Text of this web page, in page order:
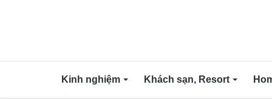
Kinh nghiệm Khách sạn, Resort